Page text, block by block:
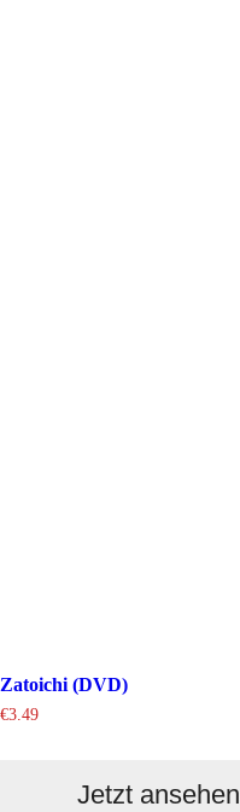
Zatoichi (DVD)
€3.49
Jetzt ansehen